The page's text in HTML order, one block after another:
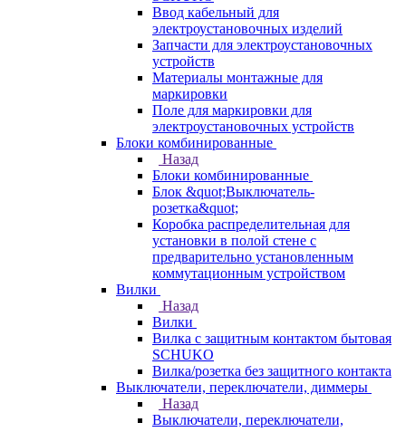
Ввод кабельный для
электроустановочных изделий
Запчасти для электроустановочных
устройств
Материалы монтажные для
маркировки
Поле для маркировки для
электроустановочных устройств
Блоки комбинированные
Назад
Блоки комбинированные
Блок &quot;Выключатель-
розетка&quot;
Коробка распределительная для
установки в полой стене с
предварительно установленным
коммутационным устройством
Вилки
Назад
Вилки
Вилка с защитным контактом бытовая
SCHUKO
Вилка/розетка без защитного контакта
Выключатели, переключатели, диммеры
Назад
Выключатели, переключатели,